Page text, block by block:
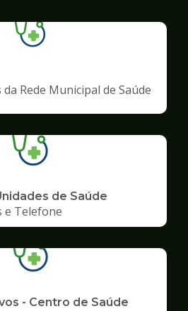
Ilustração
da
de
Saúde
Rede Municipal de Saúde
de Saúde
e Telefone
- Centro de Saúde